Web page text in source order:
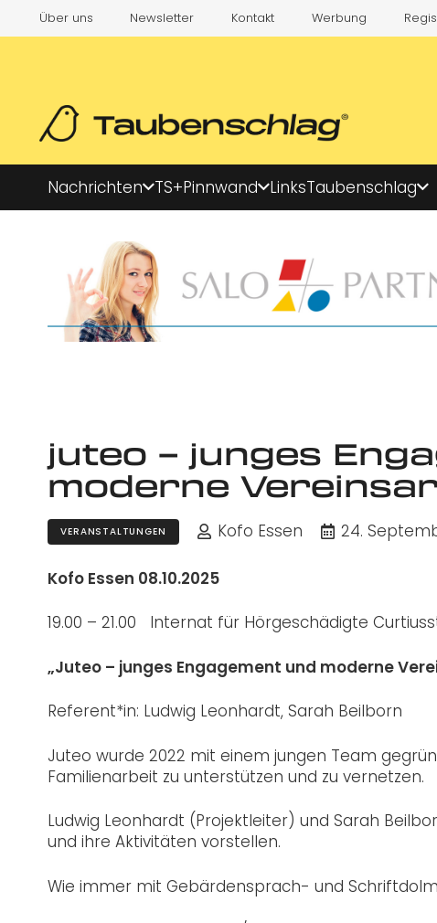
Über uns Newsletter Kontakt Werbung
Nachrichten TS+Pinnwand LinksTaubenschlag
juteo – junges
moderne
VERANSTALTUNGEN Kofo Essen 24.
Kofo Essen 08.10.2025
19.00 – 21.00 Internat für Hörgeschädigte
„Juteo – junges Engagement und moderne
Referent*in: Ludwig Leonhardt, Sarah Beilborn
Juteo wurde 2022 mit einem jungen Team
Familienarbeit zu unterstützen und zu vernetzen.
Ludwig Leonhardt (Projektleiter) und Sarah
und ihre Aktivitäten vorstellen.
Wie immer mit Gebärdensprach- und